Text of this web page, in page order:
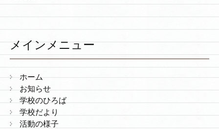
メインメニュー
ホーム
お知らせ
学校のひろば
学校だより
活動の様子